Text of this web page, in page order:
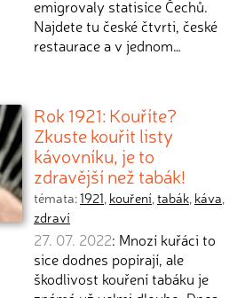
emigrovaly statisíce Čechů.
Najdete tu české čtvrti, české
restaurace a v jednom…
Rok 1921: Kouříte?
Zkuste kouřit listy
kávovníku, je to
zdravější než tabák!
témata:1921, kouření,tabák, káva,
zdraví
27. 07. 2022: Mnozí kuřáci to
sice dodnes popírají, ale
škodlivost kouření tabáku je